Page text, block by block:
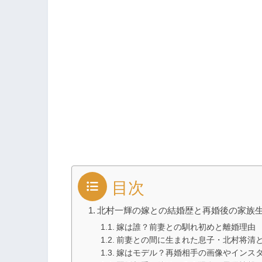
目次
北村一輝の嫁との結婚歴と再婚後の家族
嫁は誰？前妻との馴れ初めと離婚理由
前妻との間に生まれた息子・北村将清
嫁はモデル？再婚相手の画像やインス